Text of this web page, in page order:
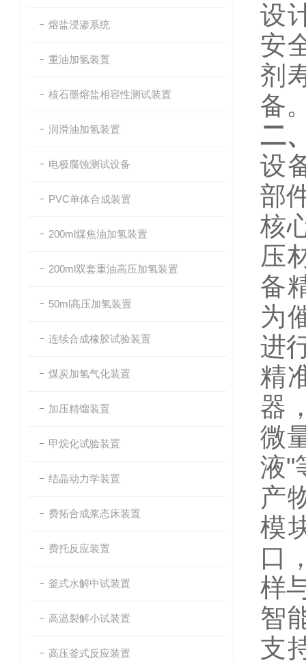
熔盐浸渗系统
重油加氢装置
核石墨熔盐相容性测试装置
润滑油加氢装置
电极腐蚀测试设备
PVC单体合成装置
200ml煤焦油加氢装置
200ml双套重油高压加氢装置
50ml高压加氢装置
连续合成橡胶试验装置
煤炭加氢气化装置
加压精馏装置
甲烷化试验装置
结晶动力学装置
费拓合成浆态床装置
费托反应装置
釜式水解中试装置
高温裂解小试装置
高压釜式反应装置
设
安
剂
备
二
设
部
核
压
备
为
进
精
器
微
液"
产
模
口
样
智
支